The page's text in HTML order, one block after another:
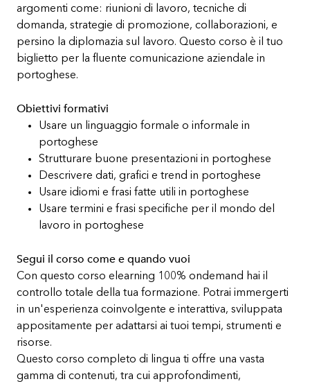
argomenti come: riunioni di lavoro, tecniche di
domanda, strategie di promozione, collaborazioni, e
persino la diplomazia sul lavoro. Questo corso è il tuo
biglietto per la fluente comunicazione aziendale in
portoghese.
Obiettivi formativi
Usare un linguaggio formale o informale in
portoghese
Strutturare buone presentazioni in portoghese
Descrivere dati, grafici e trend in portoghese
Usare idiomi e frasi fatte utili in portoghese
Usare termini e frasi specifiche per il mondo del
lavoro in portoghese
Segui il corso come e quando vuoi
Con questo corso elearning 100% ondemand hai il
controllo totale della tua formazione. Potrai immergerti
in un'esperienza coinvolgente e interattiva, sviluppata
appositamente per adattarsi ai tuoi tempi, strumenti e
risorse.
Questo corso completo di lingua ti offre una vasta
gamma di contenuti, tra cui approfondimenti,